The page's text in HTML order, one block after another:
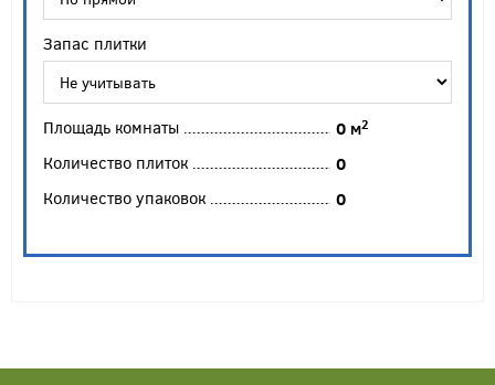
Запас плитки
Площадь комнаты 0 м2
Количество плиток
0
Количество упаковок
0